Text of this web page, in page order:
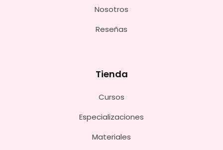
Nosotros
Reseñas
Tienda
Cursos
Especializaciones
Materiales